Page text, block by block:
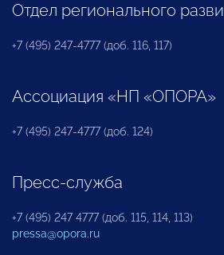
Отдел регионального
+7 (495) 247-4777 (доб. 116, 117)
Ассоциация «НП «ОПОРА»
+7 (495) 247-4777 (доб. 124)
Пресс-служба
+7 (495) 247 4777 (доб. 115, 114, 113)
pressa@opora.ru